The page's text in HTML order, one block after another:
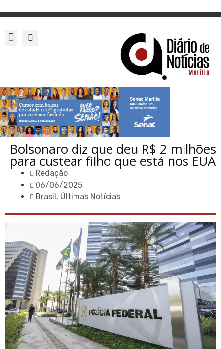
Bolsonaro diz que deu R$ 2 milhões
para custear filho que está nos EUA
Redação
06/06/2025
Brasil, Últimas Notícias